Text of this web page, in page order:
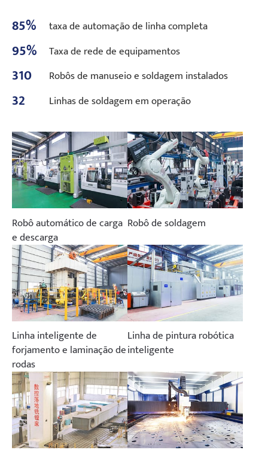
85% taxa de automação de linha completa
95% Taxa de rede de equipamentos
310 Robôs de manuseio e soldagem instalados
32 Linhas de soldagem em operação
Robô automático de carga
e descarga
Robô de soldagem
Linha inteligente de
forjamento e laminação de
rodas
Linha de pintura robótica
inteligente